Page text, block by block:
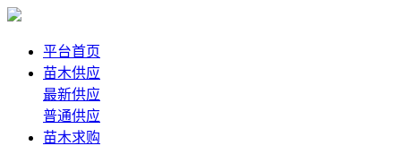
平台首页
苗木供应
最新供应
普通供应
苗木求购